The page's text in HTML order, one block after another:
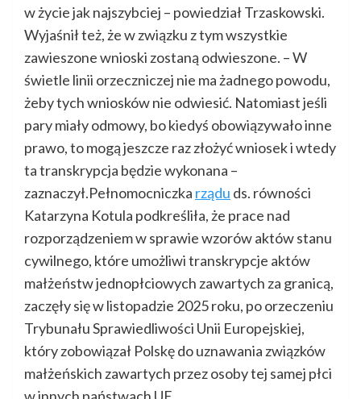
w życie jak najszybciej – powiedział Trzaskowski.
Wyjaśnił też, że w związku z tym wszystkie
zawieszone wnioski zostaną odwieszone. – W
świetle linii orzeczniczej nie ma żadnego powodu,
żeby tych wniosków nie odwiesić. Natomiast jeśli
pary miały odmowy, bo kiedyś obowiązywało inne
prawo, to mogą jeszcze raz złożyć wniosek i wtedy
ta transkrypcja będzie wykonana –
zaznaczył.Pełnomocniczka rządu ds. równości
Katarzyna Kotula podkreśliła, że prace nad
rozporządzeniem w sprawie wzorów aktów stanu
cywilnego, które umożliwi transkrypcje aktów
małżeństw jednopłciowych zawartych za granicą,
zaczęły się w listopadzie 2025 roku, po orzeczeniu
Trybunału Sprawiedliwości Unii Europejskiej,
który zobowiązał Polskę do uznawania związków
małżeńskich zawartych przez osoby tej samej płci